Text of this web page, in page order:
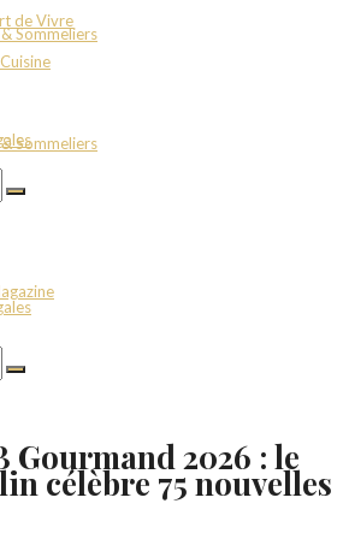
de Vivre
Sommeliers
Sommeliers
Gourmand 2026 : le
célèbre 75 nouvelles